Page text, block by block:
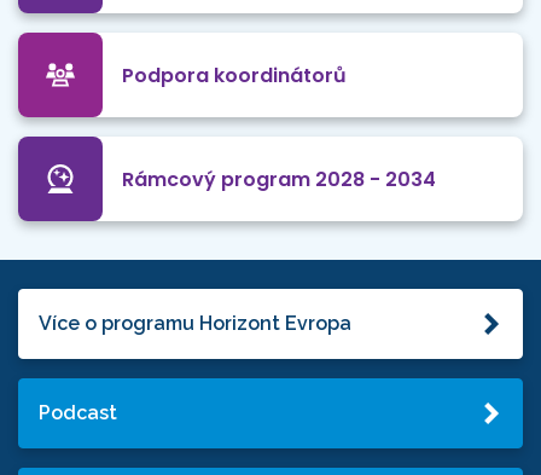
Podpora koordinátorů
Rámcový program 2028 - 2034
Více o programu Horizont Evropa
Podcast